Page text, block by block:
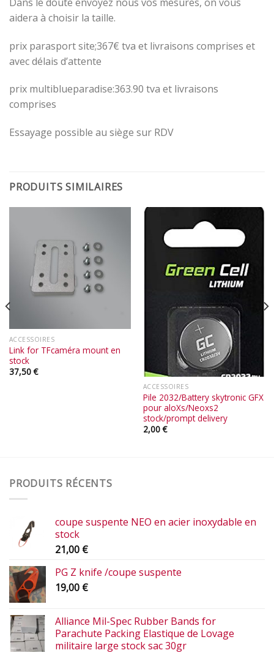
aidera à choisir la taille.
prix parasport site;367€ tva et livraisons comprises et
avec délais d’attente
prix multiblueparadise:363.90 tva et livraisons
comprises
Essayage possible au siège sur RDV
PRODUITS SIMILAIRES
ACCESSOIRES
Link for TFcaméra mount en
stock
37,50€
ACCESSOIRES
Pile 2032/Battery skytronic GFX
pour aloXs/Neoxs2
stock/prompt delivery
2,00€
PRODUITS RÉCENTS
coupe suspente NEO en acier inoxydable en
stock
21,00 €
PG Z knife /coupe suspente
19,00 €
Alliance Mil-Spec Rubber Bands for
Parachute Packing Elastique de Lovage
militaire large stock sac 30gr